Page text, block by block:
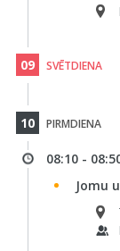
09 SVĒTDIENA
10 PIRMDIENA
08:10 -
Jomu